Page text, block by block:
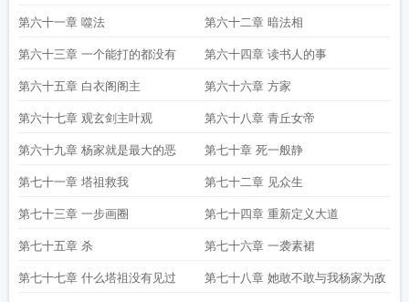
第六十一章 噬法 第六十二章 暗法相
第六十三章 一个能打的都没有 第六十四章 读书人的事
第六十五章 白衣阁阁主 第六十六章 方家
第六十七章 观玄剑主叶观 第六十八章 青丘女帝
第六十九章 杨家就是最大的恶 第七十章 死一般静
第七十一章 塔祖救我 第七十二章 见众生
第七十三章 一步画圈 第七十四章 重新定义大道
第七十五章 杀 第七十六章 一袭素裙
第七十七章 什么塔祖没有见过 第七十八章 她敢不敢与我杨家为敌